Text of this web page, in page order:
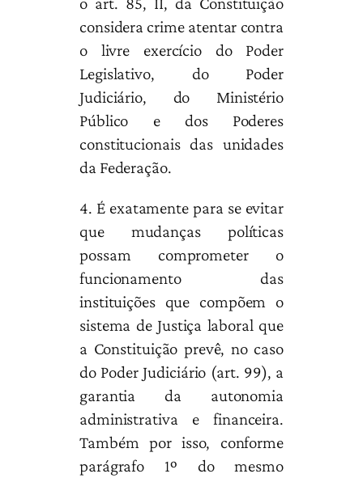
considera crime atentar contra
o livre exercício do Poder
Legislativo, do Poder
Judiciário, do Ministério
Público e dos Poderes
constitucionais das unidades
da Federação.
4. É exatamente para se evitar
que mudanças políticas
possam comprometer o
funcionamento das
instituições que compõem o
sistema de Justiça laboral que
a Constituição prevê, no caso
do Poder Judiciário (art. 99), a
garantia da autonomia
administrativa e financeira.
Também por isso, conforme
parágrafo 1º do mesmo